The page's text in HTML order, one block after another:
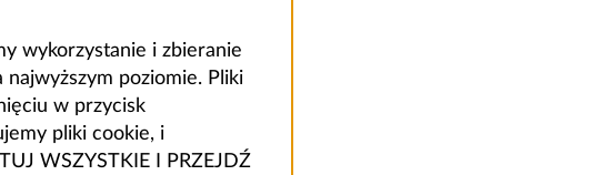
wykorzystanie i zbieranie
poziomie. Pliki
w przycisk
pliki cookie, i
WSZYSTKIE I PRZEJDŹ